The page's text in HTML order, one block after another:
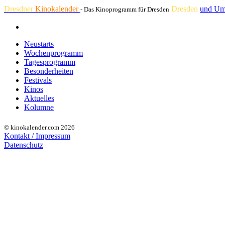
DresdnerKinokalender - Das Kinoprogramm für Dresden Dresden und
Neustarts
Wochenprogramm
Tagesprogramm
Besonderheiten
Festivals
Kinos
Aktuelles
Kolumne
© kinokalender.com 2026
Kontakt / Impressum
Datenschutz